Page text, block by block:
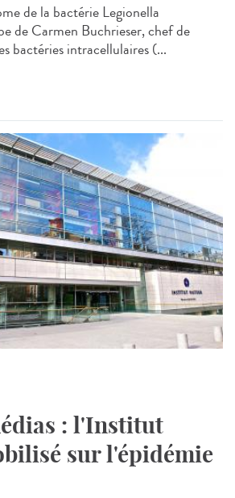
de la bactérie Legionella
de Carmen Buchrieser, chef de
bactéries intracellulaires (...
: l'Institut
sur l'épidémie